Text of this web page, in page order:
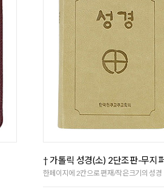
† 가톨릭 성경(소) 2단조판-무지
한페이지에 2칸으로 편재/작은크기의 성경